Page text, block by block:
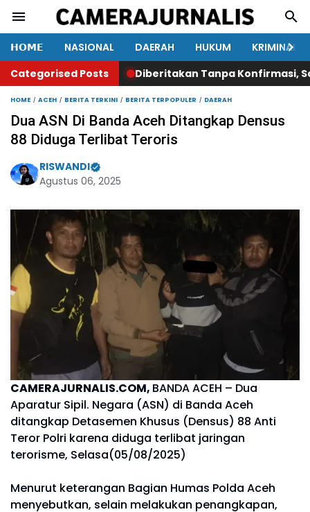
𝗛𝗢𝗠𝗘 NASIONAL DAERAH HUKUM
KRIMINAL
Categorised PostsDiberitakan Tanpa Konfirmasi,
HOME ACEH BERITA TERKINI BERITA TERPOPULER DAERAH
Dua ASN Di Banda Aceh Ditangkap Densus
88 Diduga Terlibat Teroris
RISWANDI
Agustus 06, 2025
CAMERAJURNALIS.COM, BANDA ACEH – Dua
Aparatur Sipil. Negara (ASN) di Banda Aceh
ditangkap Detasemen Khusus (Densus) 88 Anti
Teror Polri karena diduga terlibat jaringan
terorisme, Selasa(05/08/2025)
Menurut keterangan Bagian Humas Polda Aceh
menyebutkan, selain melakukan penangkapan,